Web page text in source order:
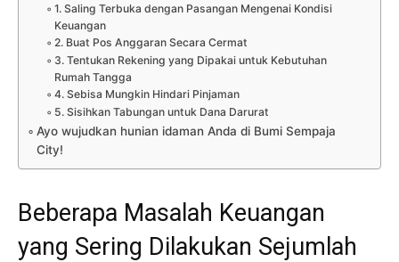
1. Saling Terbuka dengan Pasangan Mengenai Kondisi
Keuangan
2. Buat Pos Anggaran Secara Cermat
3. Tentukan Rekening yang Dipakai untuk Kebutuhan
Rumah Tangga
4. Sebisa Mungkin Hindari Pinjaman
5. Sisihkan Tabungan untuk Dana Darurat
Ayo wujudkan hunian idaman Anda di Bumi Sempaja
City!
Beberapa Masalah Keuangan
yang Sering Dilakukan Sejumlah